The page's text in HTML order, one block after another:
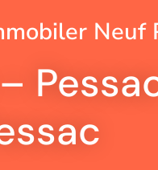
Neuf